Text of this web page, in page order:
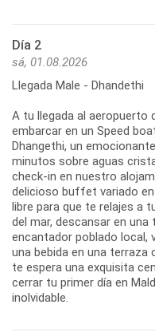
Día 2
sá, 01.08.2026
Llegada Male - Dhandethi
A tu llegada al aeropuerto
embarcar en un Speed
Dhangethi, un
minutos sobre aguas
check-in en nuestro
delicioso buffet variado
libre para que te relajes a
del mar, descansar en
encantador poblado local,
una bebida en una terraza
te espera una exquisita
cerrar tu primer día en
inolvidable.